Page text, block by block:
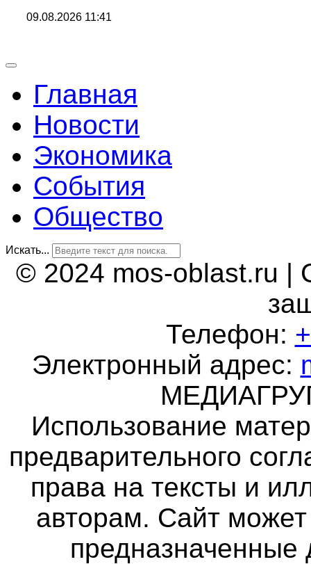
09.08.2026 11:41
Главная
Новости
Экономика
События
Общество
Искать...
© 2024 mos-oblast.ru |
Телефон:
Электронный адрес:
Использование
предварительного
права на тексты и
авторам. Сайт